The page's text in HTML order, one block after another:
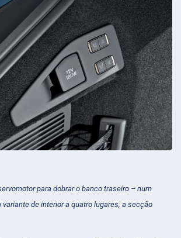
para dobrar o banco traseiro – num
variante de interior a quatro lugares, a secção